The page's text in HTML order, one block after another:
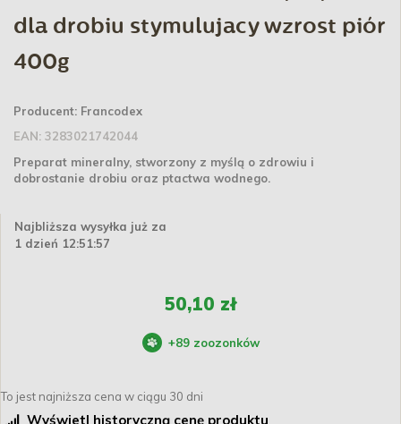
dla drobiu stymulujacy wzrost piór
400g
Producent: Francodex
EAN: 3283021742044
Preparat mineralny, stworzony z myślą o zdrowiu i
dobrostanie drobiu oraz ptactwa wodnego.
Najbliższa wysyłka już za
1 dzień 12:51:56
50,10 zł
+89 zoozonków
To jest najniższa cena w ciągu 30 dni
Wyświetl historyczną cenę produktu